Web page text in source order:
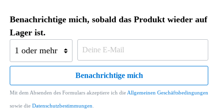
Benachrichtige mich, sobald das Produkt wieder auf
Lager ist.
Benachrichtige mich
Mit dem Absenden des Formulars akzeptiere ich die Allgemeinen Geschäftsbedingungen
sowie die Datenschutzbestimmungen